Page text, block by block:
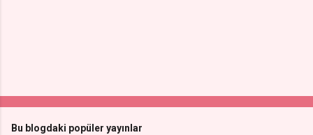
Bu blogdaki popüler yayınlar